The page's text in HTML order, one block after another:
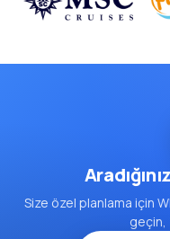
Size özel planlama için
geçin,